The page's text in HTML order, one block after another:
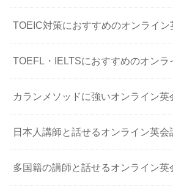
TOEIC対策におすすめのオンライン
TOEFL・IELTSにおすすめのオンラ
カランメソッドに強いオンライン英
日本人講師と話せるオンライン英会
多国籍の講師と話せるオンライン英